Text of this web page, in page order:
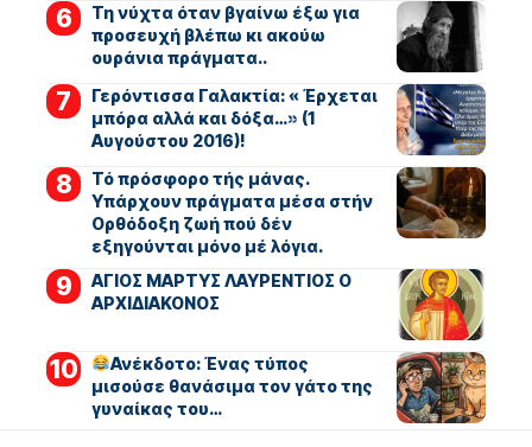
Τη νύχτα όταν βγαίνω έξω για
προσευχή βλέπω κι ακούω
ουράνια πράγματα..
Γερόντισσα Γαλακτία: « Έρχεται
μπόρα αλλά και δόξα…» (1
Αυγούστου 2016)!
Τό πρόσφορο τής μάνας.
Υπάρχουν πράγματα μέσα στήν
Ορθόδοξη ζωή πού δέν
εξηγούνται μόνο μέ λόγια.
ΑΓΙΟΣ ΜΑΡΤΥΣ ΛΑΥΡΕΝΤΙΟΣ Ο
ΑΡΧΙΔΙΑΚΟΝΟΣ
Ανέκδοτο: Ένας τύπος
μισούσε θανάσιμα τον γάτο της
γυναίκας του…